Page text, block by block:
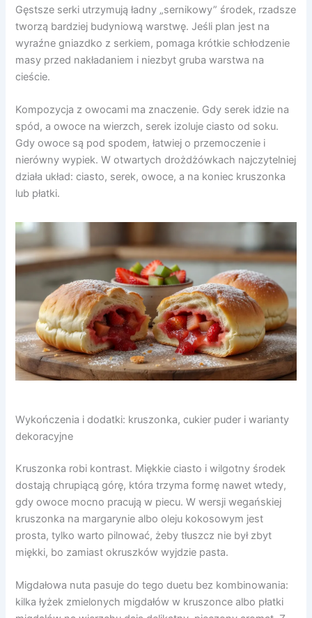
Gęstsze serki utrzymują ładny „sernikowy” środek, rzadsze
tworzą bardziej budyniową warstwę. Jeśli plan jest na
wyraźne gniazdko z serkiem, pomaga krótkie schłodzenie
masy przed nakładaniem i niezbyt gruba warstwa na
cieście.
Kompozycja z owocami ma znaczenie. Gdy serek idzie na
spód, a owoce na wierzch, serek izoluje ciasto od soku.
Gdy owoce są pod spodem, łatwiej o przemoczenie i
nierówny wypiek. W otwartych drożdżówkach najczytelniej
działa układ: ciasto, serek, owoce, a na koniec kruszonka
lub płatki.
Wykończenia i dodatki: kruszonka, cukier puder i warianty
dekoracyjne
Kruszonka robi kontrast. Miękkie ciasto i wilgotny środek
dostają chrupiącą górę, która trzyma formę nawet wtedy,
gdy owoce mocno pracują w piecu. W wersji wegańskiej
kruszonka na margarynie albo oleju kokosowym jest
prosta, tylko warto pilnować, żeby tłuszcz nie był zbyt
miękki, bo zamiast okruszków wyjdzie pasta.
Migdałowa nuta pasuje do tego duetu bez kombinowania:
kilka łyżek zmielonych migdałów w kruszonce albo płatki